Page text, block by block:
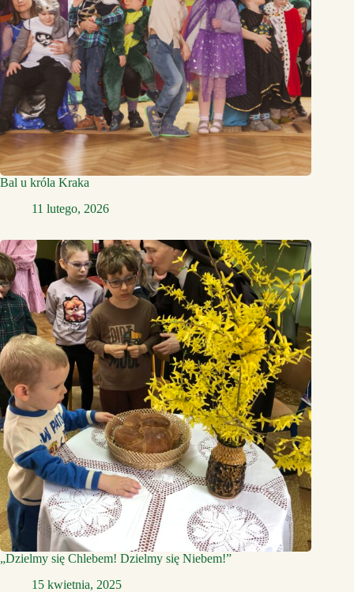
Bal u króla Kraka
11 lutego, 2026
„Dzielmy się Chlebem! Dzielmy się Niebem!”
15 kwietnia, 2025